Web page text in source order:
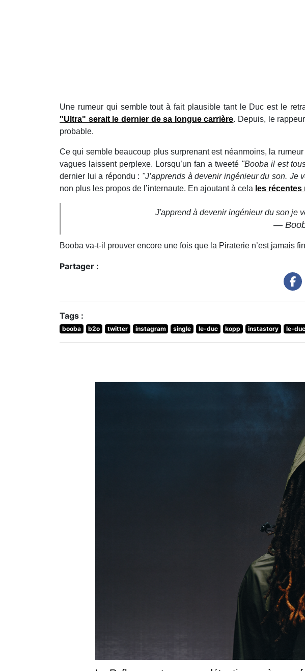
Une rumeur qui semble tout à fait plausible tant le Duc est le
"Ultra" serait le dernier de sa longue carrière. Depuis, le
probable.
Ce qui semble beaucoup plus surprenant est néanmoins, la
vagues laissent perplexe. Lorsqu’un fan a tweeté "Booba il est
dernier lui a répondu : "J’apprends à devenir ingénieur du son. Je
non plus les propos de l’internaute. En ajoutant à cela les
J'apprend à devenir ingénieur du son je
—
Booba va-t-il prouver encore une fois que la Piraterie n’est jamais
Partager :
Tags :
booba b2o twitter instagram single le-duc kopp instastory le-